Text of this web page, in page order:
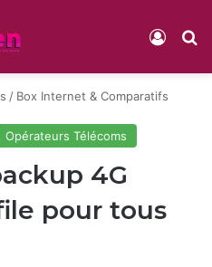
/ Box Internet & Comparatifs
Opérateurs Télécoms
4G
pour tous